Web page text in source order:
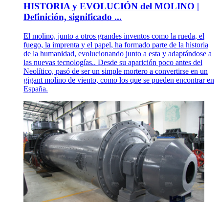
HISTORIA y EVOLUCIÓN del MOLINO |
Definición, significado ...
El molino, junto a otros grandes inventos como la rueda, el
fuego, la imprenta y el papel, ha formado parte de la historia
de la humanidad, evolucionando junto a esta y adaptándose a
las nuevas tecnologías.. Desde su aparición poco antes del
Neolítico, pasó de ser un simple mortero a convertirse en un
gigant molino de viento, como los que se pueden encontrar en
España.